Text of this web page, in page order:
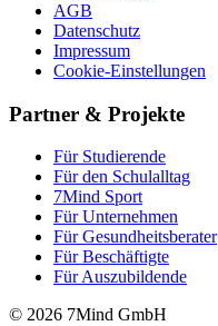
AGB
Datenschutz
Impressum
Cookie-Einstellungen
Partner & Projekte
Für Stu­die­rende
Für den Schulalltag
7Mind Sport
Für Unter­neh­men
Für Gesund­heits­be­ra­ter
Für Beschäftigte
Für Auszubildende
© 2026 7Mind GmbH